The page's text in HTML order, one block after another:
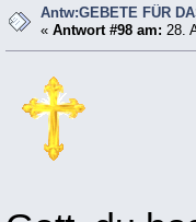
Antw:GEBETE FÜR
«Antwort #98 am: 28.